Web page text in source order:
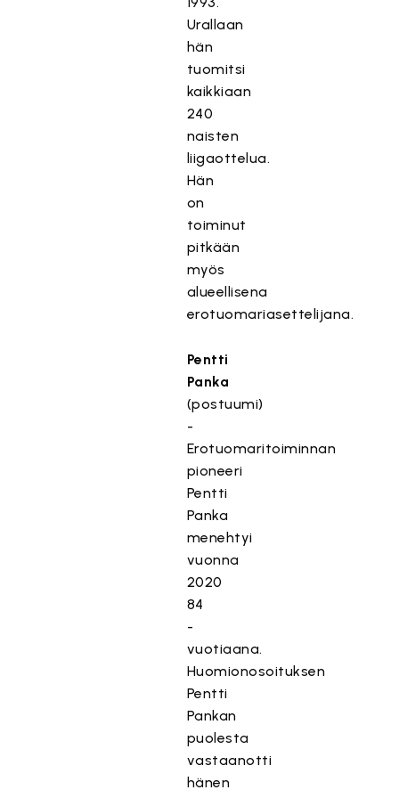
Urallaan
hän
tuomitsi
kaikkiaan
240
naisten
liigaottelua.
Hän
on
toiminut
pitkään
myös
alueellisena
erotuomariasettelijana.
Pentti
Panka
(postuumi)
-
Erotuomaritoiminnan
pioneeri
Pentti
Panka
menehtyi
vuonna
2020
84
-
vuotiaana.
Huomionosoituksen
Pentti
Pankan
puolesta
vastaanotti
hänen
T
i
s
ä
l
t
ö
o
n
e
s
t
t
y
,
k
o
s